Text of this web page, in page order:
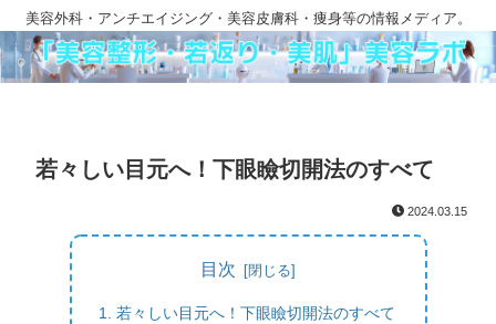
美容外科・アンチエイジング・美容皮膚科・痩身等の情報メディア。
若々しい目元へ！下眼瞼切開法のすべて
2024.03.15
目次
若々しい目元へ！下眼瞼切開法のすべて